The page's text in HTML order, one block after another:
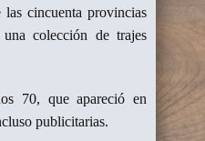
cincuenta provincias
una colección de trajes
70, que apareció en
publicitarias.